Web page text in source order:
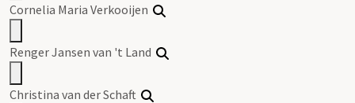
Cornelia Maria Verkooijen
Renger Jansen van 't Land
Christina van der Schaft